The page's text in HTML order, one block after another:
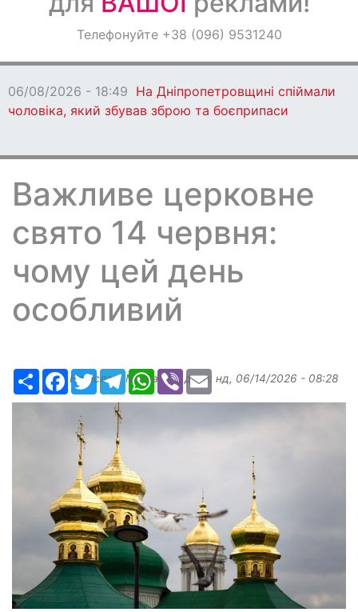
ОголошенняТелефонуйте +38 (096) 9531240
06/08/2026 - 18:49 На Дніпропетровщині спіймали
чоловіка, який збував зброю та боєприпаси
Важливе церковне
свято 14 червня:
чому цей день
особливий
РесурсFacebook
TwitterTelegramWhatsApp
Viber Email
Надіслав: Margarita, дата: нд, 06/14/2026 - 08:28